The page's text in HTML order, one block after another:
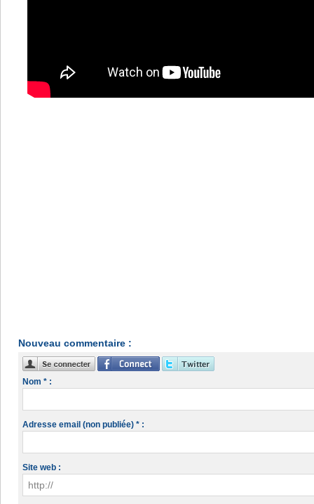
Nouveau commentaire :
Nom * :
Adresse email (non publiée) * :
Site web :